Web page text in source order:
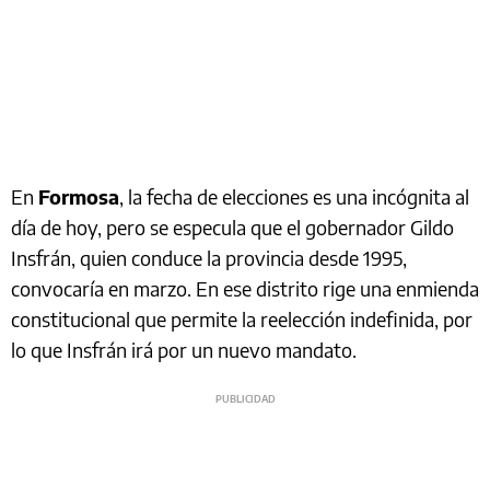
En Formosa, la fecha de elecciones es una incógnita al
día de hoy, pero se especula que el gobernador Gildo
Insfrán, quien conduce la provincia desde 1995,
convocaría en marzo. En ese distrito rige una enmienda
constitucional que permite la reelección indefinida, por
lo que Insfrán irá por un nuevo mandato.